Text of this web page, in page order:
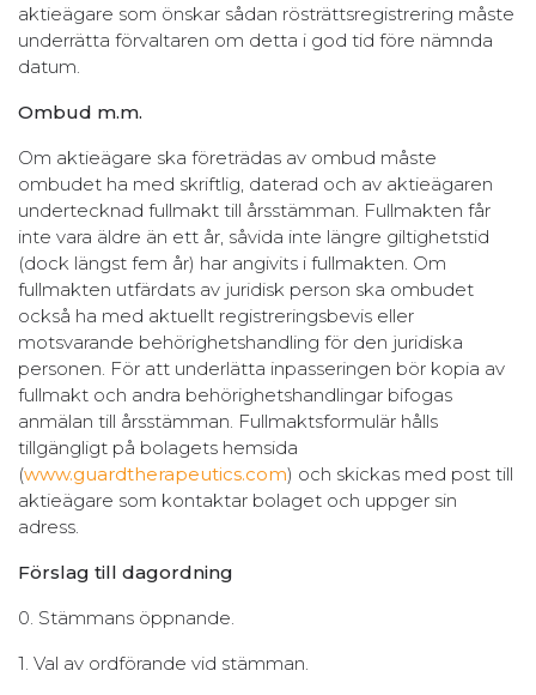
aktieägare som önskar sådan rösträttsregistrering måste
underrätta förvaltaren om detta i god tid före nämnda
datum.
Ombud m.m.
Om aktieägare ska företrädas av ombud måste
ombudet ha med skriftlig, daterad och av aktieägaren
undertecknad fullmakt till årsstämman. Fullmakten får
inte vara äldre än ett år, såvida inte längre giltighetstid
(dock längst fem år) har angivits i fullmakten. Om
fullmakten utfärdats av juridisk person ska ombudet
också ha med aktuellt registreringsbevis eller
motsvarande behörighetshandling för den juridiska
personen. För att underlätta inpasseringen bör kopia av
fullmakt och andra behörighetshandlingar bifogas
anmälan till årsstämman. Fullmaktsformulär hålls
tillgängligt på bolagets hemsida
(www.guardtherapeutics.com) och skickas med post till
aktieägare som kontaktar bolaget och uppger sin
adress.
Förslag till dagordning
0. Stämmans öppnande.
1. Val av ordförande vid stämman.